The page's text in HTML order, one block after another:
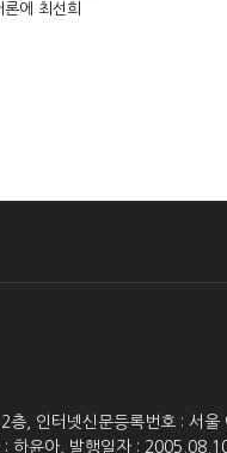
론에 최선희
, 인터넷신문등록번호 : 서
: 하윤아, 발행일자 :